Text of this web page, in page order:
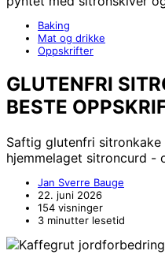
Baking
Mat og drikke
Oppskrifter
GLUTENFRI
BESTE
Saftig glutenfri
hjemmelaget sitroncurd -
Jan Sverre Bauge
22. juni 2026
154 visninger
3 minutter lesetid